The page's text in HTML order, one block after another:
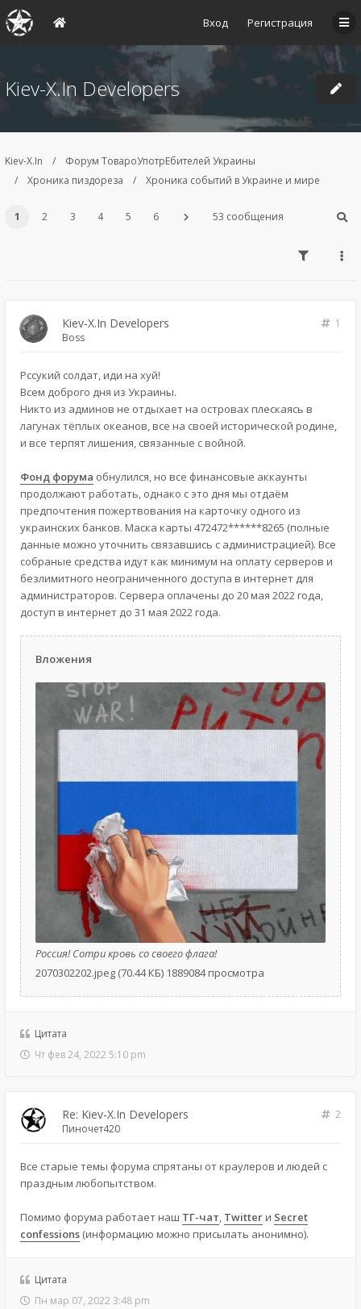
Вход Регистрация
Kiev-X.In Developers
Kiev-X.In
Форум ТовароУпотрЕбителей Украины
Хроника пиздореза
Хроника событий в Украине и мире
1 2 3 4 5 6 53 сообщения
Kiev-X.In Developers
1
Boss
Рссукий солдат, иди на хуй!
Всем доброго дня из Украины.
Никто из админов не отдыхает на островах плескаясь в
лагунах тёплых океанов, все на своей исторической родине,
и все терпят лишения, связанные с войной.
Фонд форума обнулился, но все финансовые аккаунты
продолжают работать, однако с это дня мы отдаём
предпочтения пожертвования на карточку одного из
украинских банков. Маска карты 472472******8265 (полные
данные можно уточнить связавшись с администрацией). Все
собраные средства идут как минимум на оплату серверов и
безлимитного неограниченного доступа в интернет для
администраторов. Сервера оплачены до 20 мая 2022 года,
доступ в интернет до 31 мая 2022 года.
Вложения
Россия! Сотри кровь со своего флага!
2070302202.jpeg (70.44 КБ) 1889084 просмотра
Цитата
Чт фев 24, 2022 5:10 pm
Re: Kiev-X.In Developers
2
Пиночет420
Все старые темы форума спрятаны от краулеров и людей с
праздным любопытством.
Помимо форума работает наш ТГ-чат, Twitter и Secret
confessions (информацию можно присылать анонимно).
Цитата
Пн мар 07, 2022 3:48 pm